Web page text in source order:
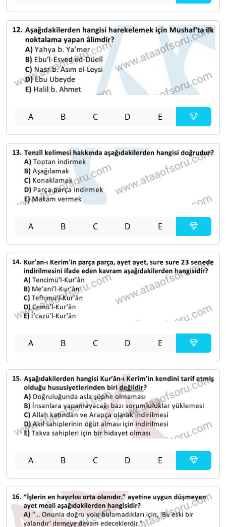
A B C D E
A B C D E
A B C D E
A B C D E